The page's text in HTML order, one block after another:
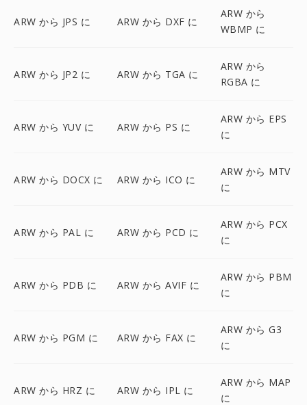
ARW から JPS に ARW から DXF に
ARW から
WBMP に
ARW から JP2 に ARW から TGA に
ARW から
RGBA に
ARW から YUV に ARW から PS に
ARW から EPS
に
ARW から DOCX に ARW から ICO に
ARW から MTV
に
ARW から PAL に ARW から PCD に
ARW から PCX
に
ARW から PDB に ARW から AVIF に
ARW から PBM
に
ARW から PGM に ARW から FAX に
ARW から G3
に
ARW から HRZ に ARW から IPL に
ARW から MAP
に